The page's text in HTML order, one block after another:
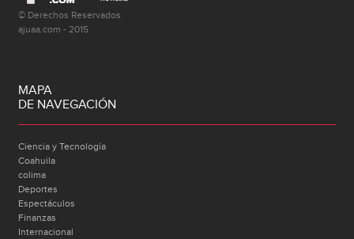
© Derechos Reservados
ajuaa.com - 2015
MAPA
DE NAVEGACIÓN
Ciencia y Tecnología
Coahuila
colima
Deportes
Espectáculos
Finanzas
Internacional